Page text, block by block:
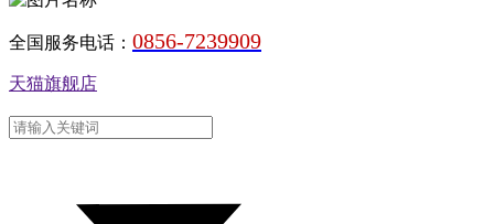
全国服务电话： 0856-7239909
天猫旗舰店